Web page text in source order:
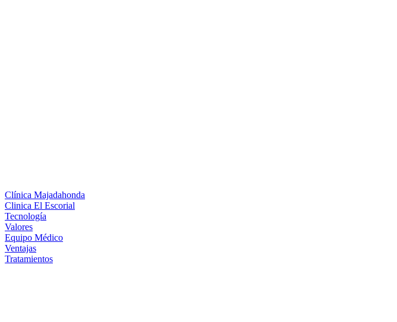
Clínica Majadahonda
Clinica El Escorial
Tecnología
Valores
Equipo Médico
Ventajas
Tratamientos